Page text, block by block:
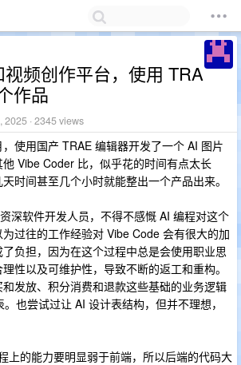
频创作平台，使用 TRA
作品
2025 · 2345 views
使用国产 TRAE 编辑器开发了一个 AI 图片
Vibe Coder 比，似乎花的时间有点太长
时间甚至几个小时就能整出一个产品出来。
深软件开发人员，不得不感慨 AI 编程对这个
过往的工作经验对 Vibe Code 会有很大的加
负担，因为在这个过程中总是会使用职业思
性以及可维护性，导致不断的返工和重构。
发放、积分消费和退款这些基础的业务逻辑
也尝试过让 AI 设计表结构，但并不理想，
上的能力要明显弱于前端，所以后端的代码大